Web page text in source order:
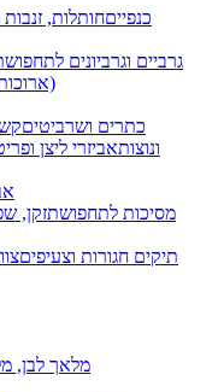
כנפייםחותלות,
גרביים וגרביונים
כתרים ושרביטים
ונוצותאביזרי ליצן
מסיכות לתחפושתזקן,
תיקים חגורות וצעיפים
מלאך לבן,